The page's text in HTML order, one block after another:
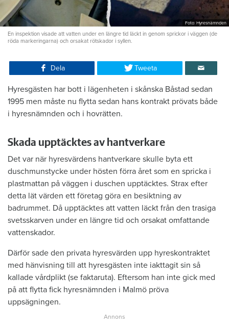
Foto: Hyresnämnden
En inspektion visade att vatten under en längre tid läckt in genom sprickor i väggen (de
röda markeringarna) och orsakat rötskador i syllen.
Dela Tweeta
Hyresgästen har bott i lägenheten i skånska Båstad sedan
1995 men måste nu flytta sedan hans kontrakt prövats både
i hyresnämnden och i hovrätten.
Skada upptäcktes av hantverkare
Det var när hyresvärdens hantverkare skulle byta ett
duschmunstycke under hösten förra året som en spricka i
plastmattan på väggen i duschen upptäcktes. Strax efter
detta lät värden ett företag göra en besiktning av
badrummet. Då upptäcktes att vatten läckt från den trasiga
svetsskarven under en längre tid och orsakat omfattande
vattenskador.
Därför sade den privata hyresvärden upp hyreskontraktet
med hänvisning till att hyresgästen inte iakttagit sin så
kallade vårdplikt (se faktaruta). Eftersom han inte gick med
på att flytta fick hyresnämnden i Malmö pröva
uppsägningen.